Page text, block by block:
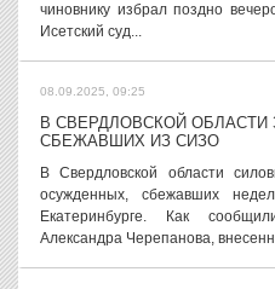
чиновнику избрал поздно
Исетский суд...
08.09.2025, 09:25
В СВЕРДЛОВСКОЙ
СБЕЖАВШИХ ИЗ СИЗО
В Свердловской области
осужденных, сбежавших
Екатеринбурге. Как
Александра Черепанова,